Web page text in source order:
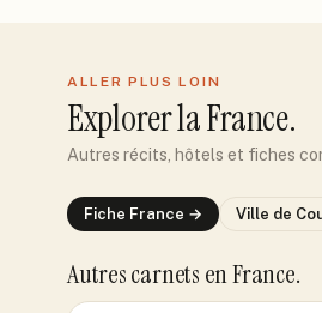
ALLER PLUS LOIN
Explorerla France.
Autres récits, hôtels et fiches
Fiche France → Ville de
Autres carnets en France.